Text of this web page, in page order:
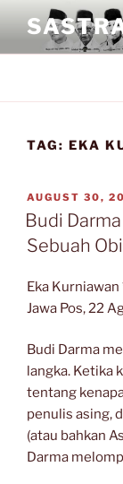
content
TAG: EKA
POSTED
ON
AUGUST 30,
Budi
Sebuah
Eka Kurniawan
Jawa Pos, 22
Budi Darma
langka. Ketika
tentang
penulis asing,
(atau bahkan
Darma